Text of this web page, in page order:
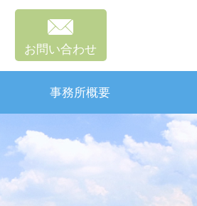
お問い合わせ
事務所概要